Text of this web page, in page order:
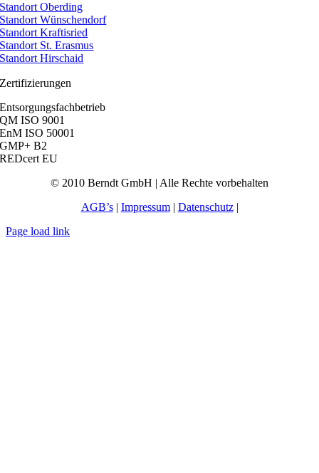
Standort Oberding
Standort Wünschendorf
Standort Kraftisried
Standort St. Erasmus
Standort Hirschaid
Zertifizierungen
Entsorgungsfachbetrieb
QM ISO 9001
EnM ISO 50001
GMP+ B2
REDcert EU
© 2010 Berndt GmbH | Alle Rechte vorbehalten
AGB’s| Impressum| Datenschutz|
Page load link